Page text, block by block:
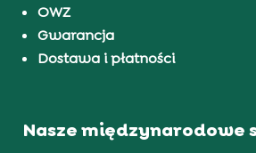
OWZ
Gwarancja
Dostawa i płatności
Nasze międzynarodowe